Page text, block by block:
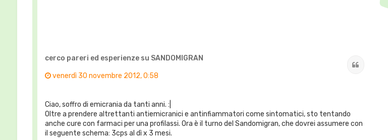
cerco pareri ed esperienze su SANDOMIGRAN
venerdì 30 novembre 2012, 0:58
Ciao, soffro di emicrania da tanti anni. :|
Oltre a prendere altrettanti antiemicranici e antinfiammatori come sintomatici, sto tentando
anche cure con farmaci per una profilassi. Ora è il turno del Sandomigran, che dovrei assumere con
il seguente schema: 3cps al dì x 3 mesi.